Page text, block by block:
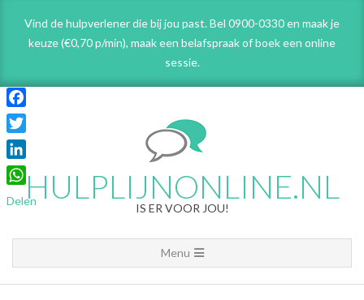
content
Vind de hulpverlener die bij jou past. Bel 0900-0330 en maak je
keuze (€0,70 p/min), maak een belafspraakof boek een online
sessie.
HULPLIJNONLINE.NL
IS ER VOOR JOU!
Navigation
Menu
Menu
Facebook
Twitter
LinkedIn
WhatsApp
Delen